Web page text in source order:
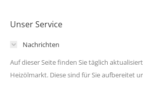
Unser Service
Nachrichten
Auf dieser Seite finden Sie täglich
Heizölmarkt. Diese sind für Sie aufbereitet